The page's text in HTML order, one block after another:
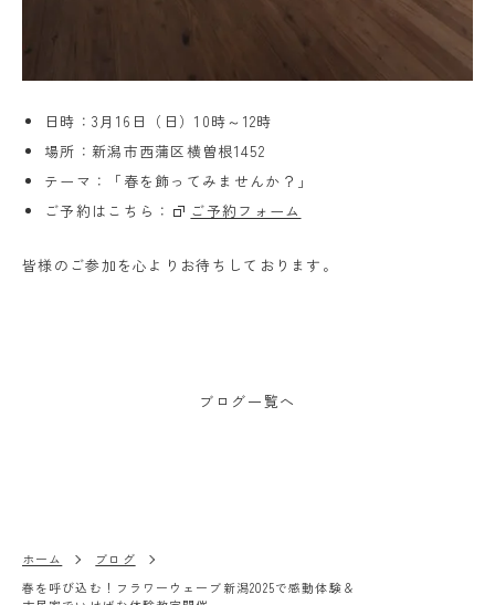
日時：3月16日（日）10時～12時
場所：新潟市西蒲区横曽根1452
テーマ：「春を飾ってみませんか？」
ご予約はこちら：
ご予約フォーム
皆様のご参加を心よりお待ちしております。
ブログ一覧へ
ホーム
ブログ
春を呼び込む！フラワーウェーブ新潟2025で感動体験＆